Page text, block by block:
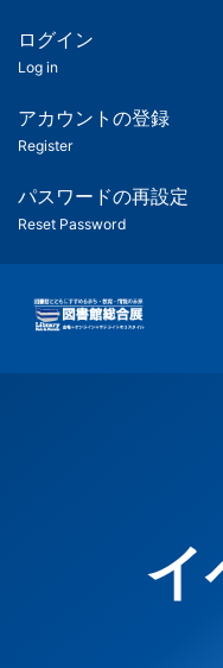
ツ
匿
名
ユ
ー
ー
用
メ
ログイン
Log in
アカウントの登録
Register
パスワードの再設定
Reset Password
イ